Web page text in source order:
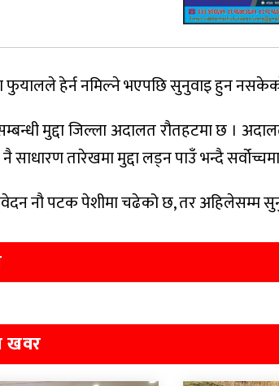
फुयालले हेर्न नमिल्ने भएपछि सुनुवाइ हुन
मुद्दा जिल्ला अदालत रौतहटमा छ ।
साधारण तारेखमा मुद्दा लड्न पाउँ भन्दै
नौ पटक पेशीमा चढेको छ, तर अहिलेसम्म
खवर